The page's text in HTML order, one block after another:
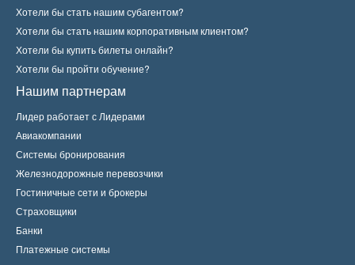
Хотели бы стать нашим субагентом?
Хотели бы стать нашим корпоративным клиентом?
Хотели бы купить билеты онлайн?
Хотели бы пройти обучение?
Нашим партнерам
Лидер работает с Лидерами
Авиакомпании
Системы бронирования
Железнодорожные перевозчики
Гостиничные сети и брокеры
Страховщики
Банки
Платежные системы